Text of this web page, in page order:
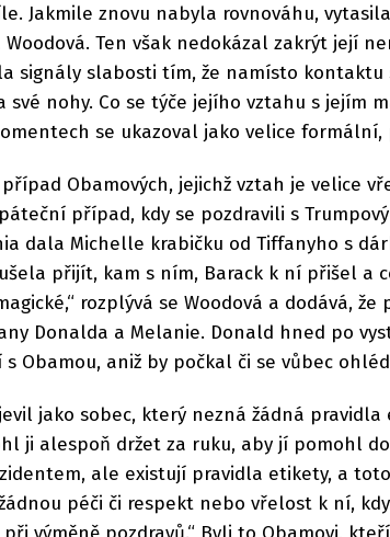
Jakmile znovu nabyla rovnováhu,
Woodová. Ten však nedokázal zakrýt její
signály slabosti tím, že namísto kontaktu
své nohy. Co se týče jejího vztahu s jejím
se ukazoval jako velice formální,
Obamových, jejichž vztah je velice
případ, kdy se pozdravili s
dala Michelle krabičku od Tiffanyho s
přijít, kam s ním, Barack k ní přišel a
rozplývá se Woodová a dodává,
Donalda a Melanie. Donald hned po
Obamou, aniž by počkal či se vůbec
jako sobec, který nezná žádná pravidla
ji alespoň držet za ruku, aby jí pomohl
ale existují pravidla etikety, a
péči či respekt nebo vřelost k ní,